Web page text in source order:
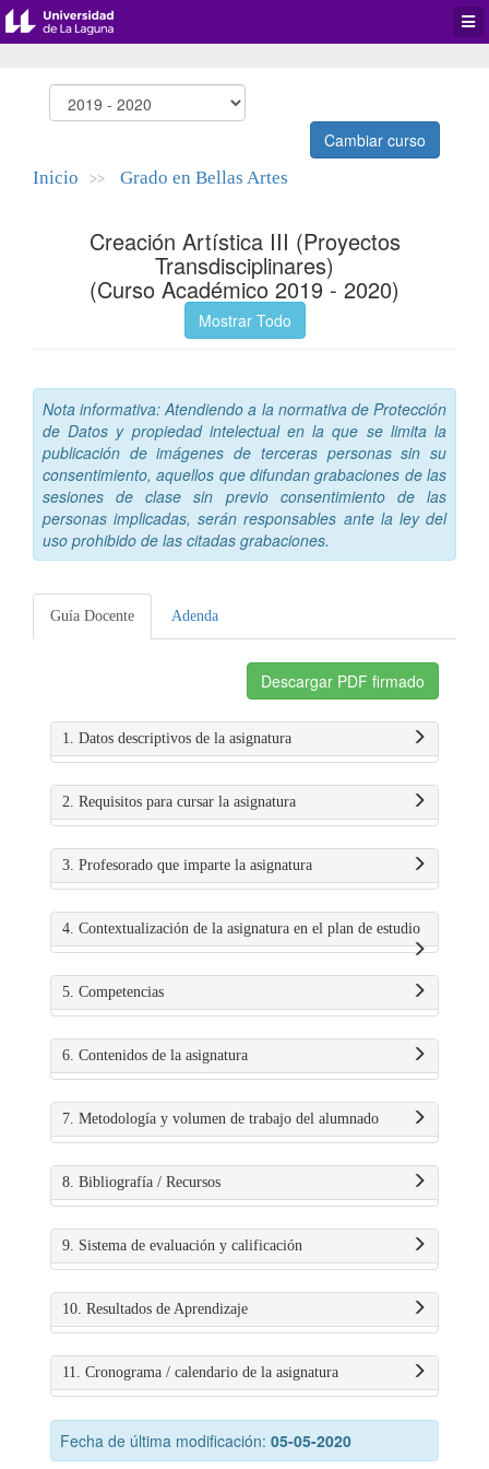
Cambiar curso
Inicio >> Grado en Bellas Artes
Creación Artística III (Proyectos
Transdisciplinares)
(Curso Académico 2019 - 2020)
Mostrar Todo
Nota informativa: Atendiendo a la normativa de Protección
de Datos y propiedad intelectual en la que se limita la
publicación de imágenes de terceras personas sin su
consentimiento, aquellos que difundan grabaciones de las
sesiones de clase sin previo consentimiento de las
personas implicadas, serán responsables ante la ley del
uso prohibido de las citadas grabaciones.
Guía Docente Adenda
Descargar PDF firmado
1. Datos descriptivos de la asignatura
2. Requisitos para cursar la asignatura
3. Profesorado que imparte la asignatura
4. Contextualización de la asignatura en el plan de estudio
5. Competencias
6. Contenidos de la asignatura
7. Metodología y volumen de trabajo del alumnado
8. Bibliografía / Recursos
9. Sistema de evaluación y calificación
10. Resultados de Aprendizaje
11. Cronograma / calendario de la asignatura
Fecha de última modificación: 05-05-2020